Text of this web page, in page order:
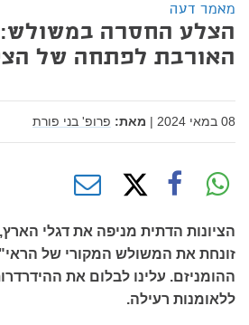
מאמר דעה
הצלע החסרה
האורבת לפתחה של
08 במאי 2024 | מאת: פרופ' בני פורת
הציונות הדתית מניפה את דגלי
זונחת את המשולש המקורי של
ההומניזם. עלינו לבלום את
ללאומנות רעילה.